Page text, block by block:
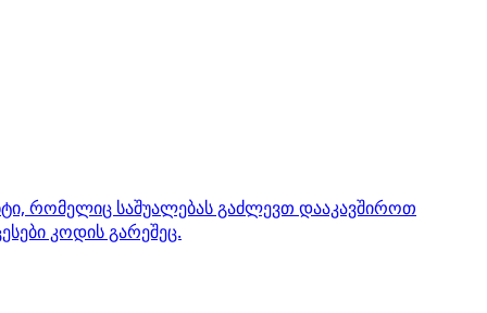
რომელიც საშუალებას გაძლევთ დააკავშიროთ
კოდის გარეშეც.